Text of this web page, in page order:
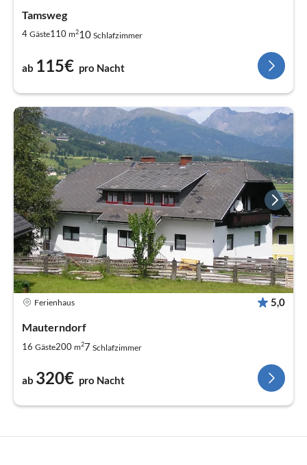
Tamsweg
4 Gäste110 m210 Schlafzimmer
ab 115€ pro Nacht
Ferienhaus 5,0
Mauterndorf
16 Gäste200 m27 Schlafzimmer
ab 320€ pro Nacht